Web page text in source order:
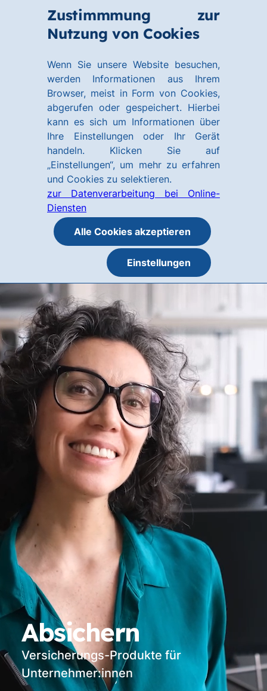
Zustimmmung zur
Nutzung von Cookies
Wenn Sie unsere Website besuchen,
werden Informationen aus Ihrem
Browser, meist in Form von Cookies,
abgerufen oder gespeichert. Hierbei
kann es sich um Informationen über
Ihre Einstellungen oder Ihr Gerät
handeln. Klicken Sie auf
„Einstellungen“, um mehr zu erfahren
und Cookies zu selektieren.
zur Datenverarbeitung bei Online-
Diensten
Alle Cookies akzeptieren
Einstellungen
Hauptinhalt
Absichern
Versicherungs-Produkte für
Unternehmer:innen